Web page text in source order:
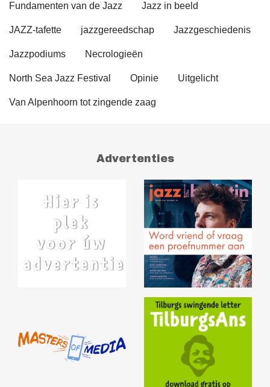
Fundamenten van de Jazz Jazz in beeld
JAZZ-tafette jazzgereedschap Jazzgeschiedenis
Jazzpodiums Necrologieën
North Sea Jazz Festival Opinie Uitgelicht
Van Alpenhoorn tot zingende zaag
Advertenties